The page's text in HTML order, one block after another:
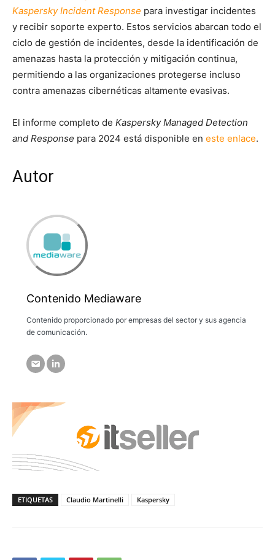
Kaspersky Incident Response para investigar incidentes
y recibir soporte experto. Estos servicios abarcan todo el
ciclo de gestión de incidentes, desde la identificación de
amenazas hasta la protección y mitigación continua,
permitiendo a las organizaciones protegerse incluso
contra amenazas cibernéticas altamente evasivas.
El informe completo de Kaspersky Managed Detection
and Response para 2024 está disponible en este enlace.
Autor
Contenido Mediaware
Contenido proporcionado por empresas del sector y sus agencia
de comunicación.
ETIQUETAS Claudio Martinelli Kaspersky